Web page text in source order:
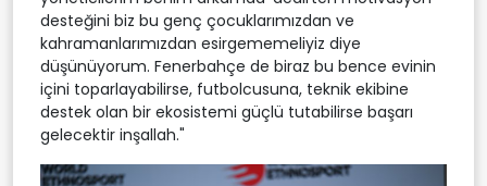
desteğini biz bu genç çocuklarımızdan ve
kahramanlarımızdan esirgememeliyiz diye
düşünüyorum. Fenerbahçe de biraz bu bence evinin
içini toparlayabilirse, futbolcusuna, teknik ekibine
destek olan bir ekosistemi güçlü tutabilirse başarı
gelecektir inşallah."